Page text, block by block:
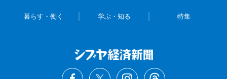
暮らす・働く 学ぶ・知る 特集